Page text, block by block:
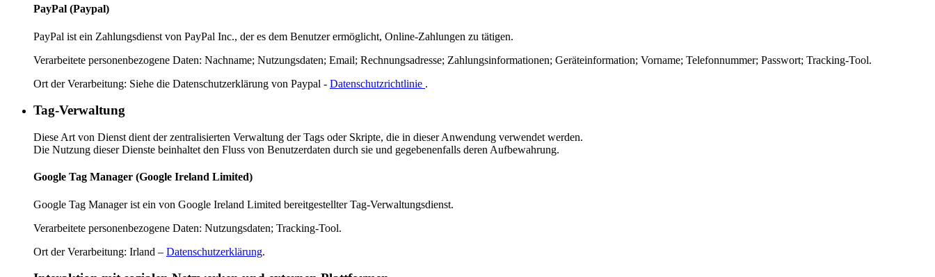
PayPal (Paypal)
PayPal ist ein Zahlungsdienst von PayPal Inc., der es dem Benutzer ermöglicht, Online-Zahlungen zu tätigen.
Verarbeitete personenbezogene Daten: Nachname; Nutzungsdaten; Email; Rechnungsadresse; Zahlungsinformationen; Geräteinformation; Vorname; Telefonnummer; Passwort; Tracking-Tool.
Ort der Verarbeitung: Siehe die Datenschutzerklärung von Paypal - Datenschutzrichtlinie .
Tag-Verwaltung
Diese Art von Dienst dient der zentralisierten Verwaltung der Tags oder Skripte, die in dieser Anwendung verwendet werden.
Die Nutzung dieser Dienste beinhaltet den Fluss von Benutzerdaten durch sie und gegebenenfalls deren Aufbewahrung.
Google Tag Manager (Google Ireland Limited)
Google Tag Manager ist ein von Google Ireland Limited bereitgestellter Tag-Verwaltungsdienst.
Verarbeitete personenbezogene Daten: Nutzungsdaten; Tracking-Tool.
Ort der Verarbeitung: Irland – Datenschutzerklärung.